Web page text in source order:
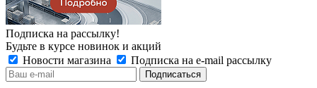
Подписка на рассылку!
Будьте в курсе новинок и акций
Новости магазина
Подписка на e-mail рассылку